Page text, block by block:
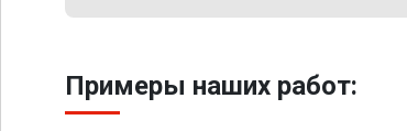
Примеры наших работ: